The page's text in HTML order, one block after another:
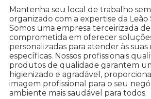
Mantenha seu local de trabalho
organizado com a expertise da Leão
Somos uma empresa terceirizada
comprometida em oferecer
personalizadas para atender às suas
específicas. Nossos profissionais
produtos de qualidade garantem
higienizado e agradável,
imagem profissional para o seu
ambiente mais saudável para todos.